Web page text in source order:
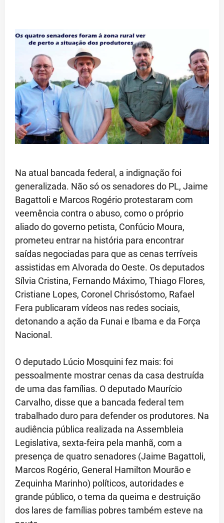
Na atual bancada federal, a indignação foi
generalizada. Não só os senadores do PL, Jaime
Bagattoli e Marcos Rogério protestaram com
veemência contra o abuso, como o próprio
aliado do governo petista, Confúcio Moura,
prometeu entrar na história para encontrar
saídas negociadas para que as cenas terríveis
assistidas em Alvorada do Oeste. Os deputados
Sílvia Cristina, Fernando Máximo, Thiago Flores,
Cristiane Lopes, Coronel Chrisóstomo, Rafael
Fera publicaram vídeos nas redes sociais,
detonando a ação da Funai e Ibama e da Força
Nacional.
O deputado Lúcio Mosquini fez mais: foi
pessoalmente mostrar cenas da casa destruída
de uma das famílias. O deputado Maurício
Carvalho, disse que a bancada federal tem
trabalhado duro para defender os produtores. Na
audiência pública realizada na Assembleia
Legislativa, sexta-feira pela manhã, com a
presença de quatro senadores (Jaime Bagattoli,
Marcos Rogério, General Hamilton Mourão e
Zequinha Marinho) políticos, autoridades e
grande público, o tema da queima e destruição
dos lares de famílias pobres também esteve na